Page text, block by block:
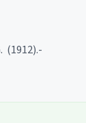
(1912).-